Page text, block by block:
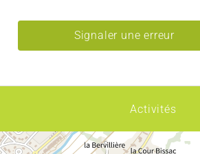
Signaler une erreur
Activités